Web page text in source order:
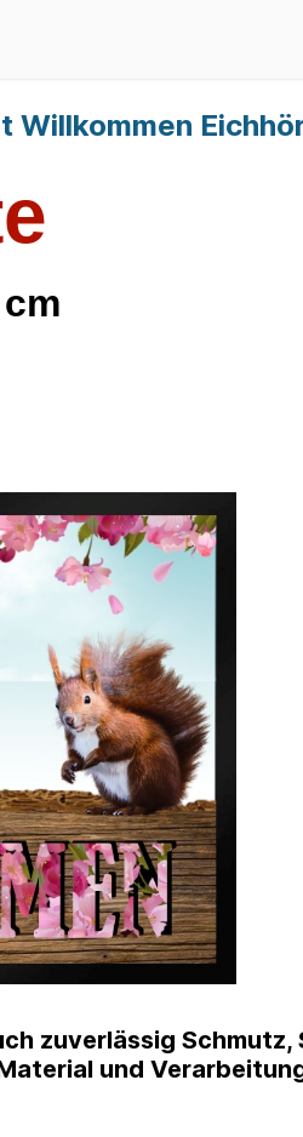
zuverlässig Schmutz,
und